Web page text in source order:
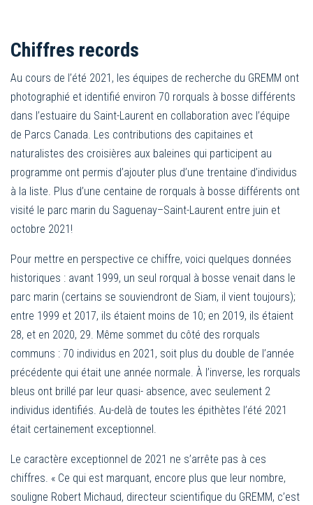
Chiffres records
Au cours de l’été 2021, les équipes de recherche du GREMM ont
photographié et identifié environ 70 rorquals à bosse différents
dans l’estuaire du Saint-Laurent en collaboration avec l’équipe
de Parcs Canada. Les contributions des capitaines et
naturalistes des croisières aux baleines qui participent au
programme ont permis d’ajouter plus d’une trentaine d’individus
à la liste. Plus d’une centaine de rorquals à bosse différents ont
visité le parc marin du Saguenay–Saint-Laurent entre juin et
octobre 2021!
Pour mettre en perspective ce chiffre, voici quelques données
historiques : avant 1999, un seul rorqual à bosse venait dans le
parc marin (certains se souviendront de Siam, il vient toujours);
entre 1999 et 2017, ils étaient moins de 10; en 2019, ils étaient
28, et en 2020, 29. Même sommet du côté des rorquals
communs : 70 individus en 2021, soit plus du double de l’année
précédente qui était une année normale. À l’inverse, les rorquals
bleus ont brillé par leur quasi- absence, avec seulement 2
individus identifiés. Au-delà de toutes les épithètes l’été 2021
était certainement exceptionnel.
Le caractère exceptionnel de 2021 ne s’arrête pas à ces
chiffres. « Ce qui est marquant, encore plus que leur nombre,
souligne Robert Michaud, directeur scientifique du GREMM, c’est